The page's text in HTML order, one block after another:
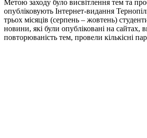
Метою заходу було висвітлення тем та
опубліковують Інтернет-видання
трьох місяців (серпень – жовтень)
новини, які були опубліковані на сайтах,
повторюваність тем, провели кількісні